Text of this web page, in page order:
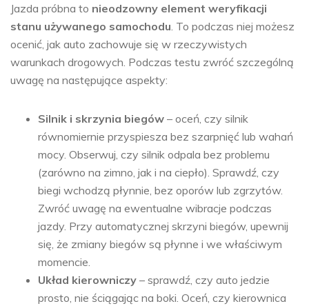
Jazda próbna to nieodzowny element weryfikacji
stanu używanego samochodu . To podczas niej możesz
ocenić, jak auto zachowuje się w rzeczywistych
warunkach drogowych. Podczas testu zwróć szczególną
uwagę na następujące aspekty:
Silnik i skrzynia biegów – oceń, czy silnik
równomiernie przyspiesza bez szarpnięć lub wahań
mocy. Obserwuj, czy silnik odpala bez problemu
(zarówno na zimno, jak i na ciepło). Sprawdź, czy
biegi wchodzą płynnie, bez oporów lub zgrzytów.
Zwróć uwagę na ewentualne wibracje podczas
jazdy. Przy automatycznej skrzyni biegów, upewnij
się, że zmiany biegów są płynne i we właściwym
momencie.
Układ kierowniczy – sprawdź, czy auto jedzie
prosto, nie ściągając na boki. Oceń, czy kierownica